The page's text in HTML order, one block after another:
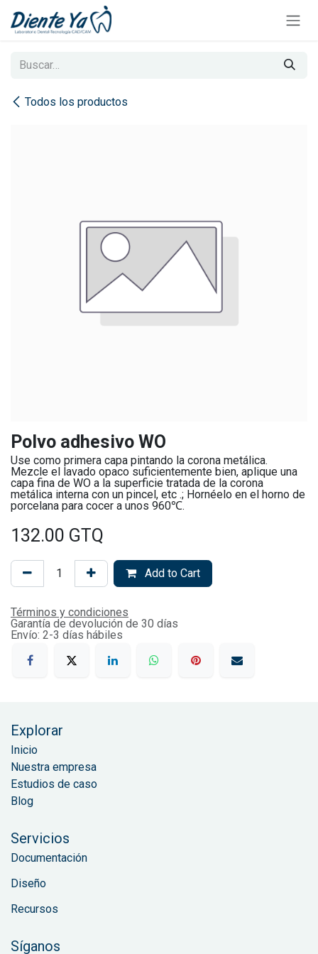
Todos los productos
Polvo adhesivo WO
Use como primera capa pintando la corona metálica.
Mezcle el lavado opaco suficientemente bien, aplique una
capa fina de WO a la superficie tratada de la corona
metálica interna con un pincel, etc .; Hornéelo en el horno de
porcelana para cocer a unos 960℃.
132.00 GTQ
Add to Cart
Términos y condiciones
Garantía de devolución de 30 días
Envío: 2-3 días hábiles
Explorar
Inicio
Nuestra empresa
Estudios de caso
Blog
Servicios
Documentación
Diseño
Recursos
Síganos